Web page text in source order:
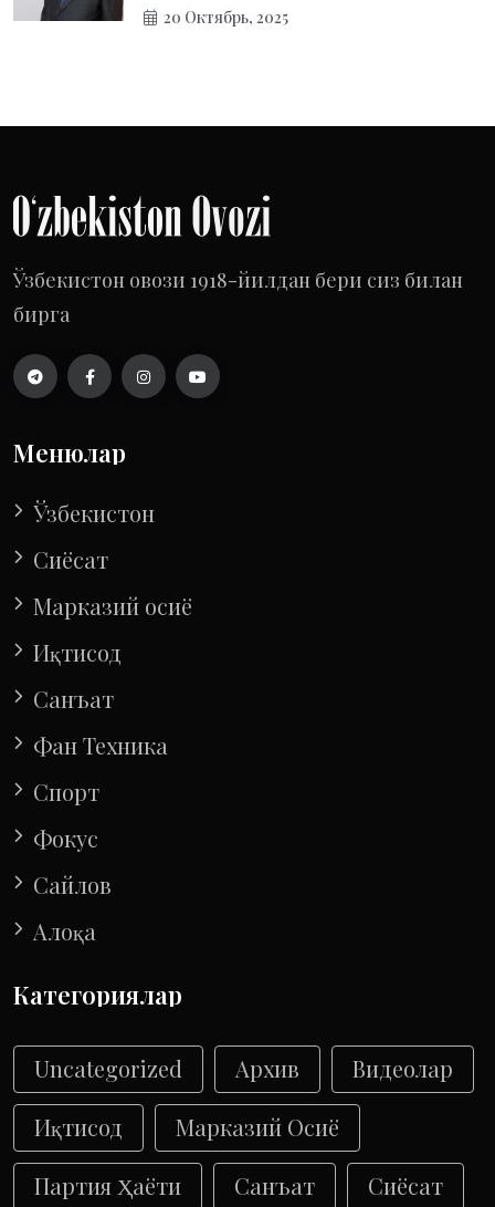
20 Октябрь, 2025
Ўзбекистон овози 1918-йилдан бери сиз билан
бирга
Менюлар
Ўзбекистон
Сиёсат
Марказий осиё
Иқтисод
Санъат
Фан Техника
Спорт
Фокус
Сайлов
Алоқа
Категориялар
Uncategorized Архив
Видеолар
Иқтисод
Марказий Осиё
Партия Ҳаёти
Санъат Сиёсат